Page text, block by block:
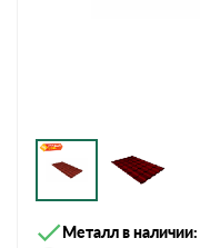
Металл в наличии